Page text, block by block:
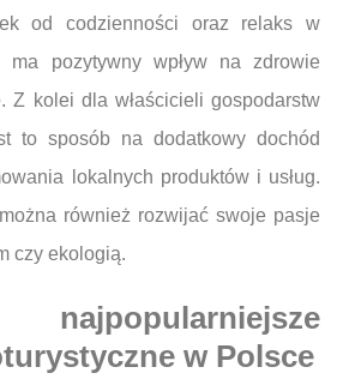
od codzienności oraz relaks w
ma pozytywny wpływ na zdrowie
Z kolei dla właścicieli gospodarstw
to sposób na dodatkowy dochód
lokalnych produktów i usług.
również rozwijać swoje pasje
czy ekologią.
w Polsce